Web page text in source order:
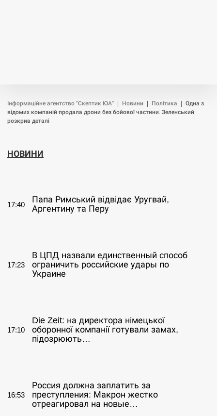
Інформаційне агентство "Скептик ЮА" Новини Політика
Одна з
відомих компаній продала дрони без бойової частини: Зеленський
розкрив деталі
НОВИНИ
17:40
Папа Римський відвідає Уругвай,
Аргентину та Перу
17:23
В ЦПД назвали единственный способ
ограничить российские удары по
Украине
17:10
Die Zeit: на директора німецької
оборонної компанії готували замах,
підозрюють…
16:53
Россия должна заплатить за
преступления: Макрон жестко
отреагировал на новые…